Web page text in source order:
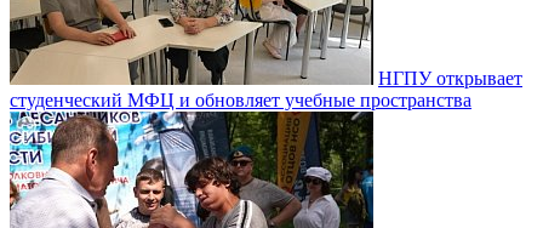
НГПУ открывает
студенческий МФЦ и обновляет учебные пространства